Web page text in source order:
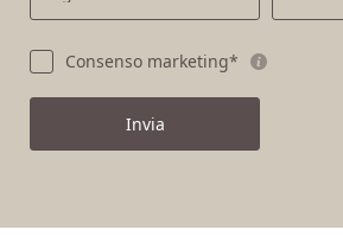
Consenso marketing*
Invia